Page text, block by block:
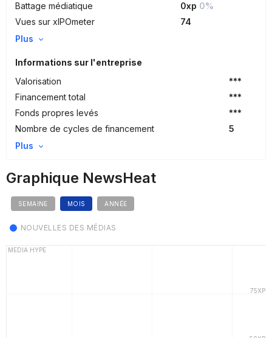
Battage médiatique
0xp 0%
Vues sur xIPOmeter
74
Plus
Informations sur l'entreprise
Valorisation
***
Financement total
***
Fonds propres levés
***
Nombre de cycles de financement
5
Plus
Graphique NewsHeat
SEMAINE MOIS ANNÉE
NOUVELLES DES MÉDIAS